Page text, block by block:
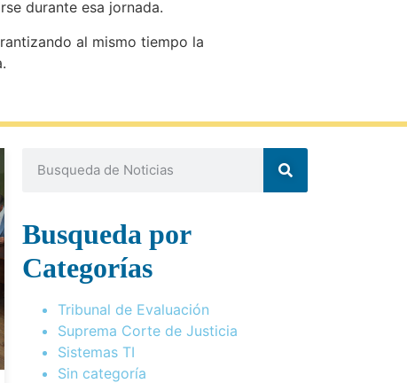
durante esa jornada.
al mismo tiempo la
Busqueda por
Categorías
Tribunal de Evaluación
Suprema Corte de Justicia
Sistemas TI
Sin categoría